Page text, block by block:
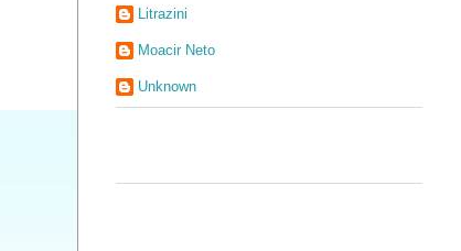
Litrazini
Moacir Neto
Unknown